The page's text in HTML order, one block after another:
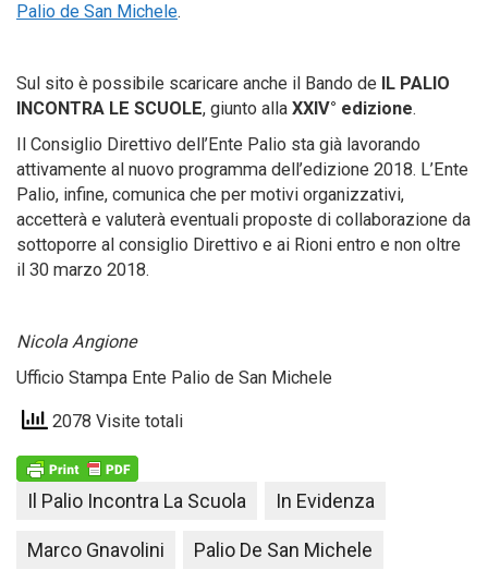
Palio de San Michele.
Sul sito è possibile scaricare anche il Bando de IL PALIO
INCONTRA LE SCUOLE, giunto alla XXIV° edizione.
Il Consiglio Direttivo dell’Ente Palio sta già lavorando
attivamente al nuovo programma dell’edizione 2018. L’Ente
Palio, infine, comunica che per motivi organizzativi,
accetterà e valuterà eventuali proposte di collaborazione da
sottoporre al consiglio Direttivo e ai Rioni entro e non oltre
il 30 marzo 2018.
Nicola Angione
Ufficio Stampa Ente Palio de San Michele
2078 Visite totali
Il Palio Incontra La Scuola In Evidenza
Marco Gnavolini Palio De San Michele